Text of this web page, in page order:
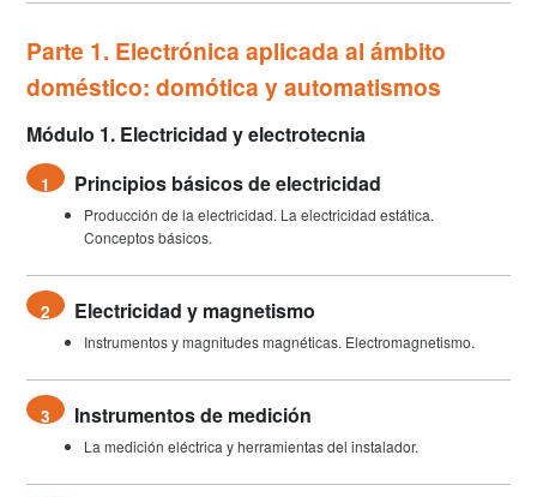
Parte 1. Electrónica aplicada al ámbito
doméstico: domótica y automatismos
Módulo 1. Electricidad y electrotecnia
1 Principios básicos de electricidad
Producción de la electricidad. La electricidad estática.
Conceptos básicos.
2 Electricidad y magnetismo
Instrumentos y magnitudes magnéticas. Electromagnetismo.
3 Instrumentos de medición
La medición eléctrica y herramientas del instalador.